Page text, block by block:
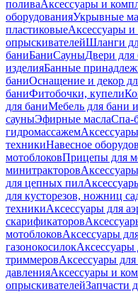
поливаАксессуары и
оборудованияУкрывные
пластиковыеАксессуары
опрыскивателейШланги
баниБаниСауныДвери для
изделияБанные
баниОснащение и декор
баниФитобочки, купели
для баниМебель для бани
сауныЭфирные маслаСпа-
гидромассажем
техникиНавесное
мотоблоковПрицепы для
минитракторов
для цепных пил
для кусторезов, ножниц
техникиАксессуары для
скарификаторов
мотоблоковАксессуары
газонокосилокАксессуары
триммеровАксессуары
давленияАксессуары и
опрыскивателейЗапчасти